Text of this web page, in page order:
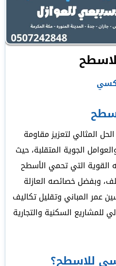
المثالي لتعزيز مقاومة
الجوية المتقلبة، حيث
القوية التي تحمي الأسطح
وبفضل خصائصه العازلة
عمر المباني وتقليل تكاليف
للمشاريع السكنية والتجارية
للاسطح؟